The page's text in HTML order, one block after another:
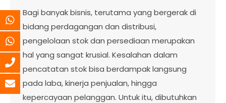
Bagi banyak bisnis, terutama yang bergerak di
bidang perdagangan dan distribusi,
pengelolaan stok dan persediaan merupakan
hal yang sangat krusial. Kesalahan dalam
pencatatan stok bisa berdampak langsung
pada laba, kinerja penjualan, hingga
kepercayaan pelanggan. Untuk itu, dibutuhkan